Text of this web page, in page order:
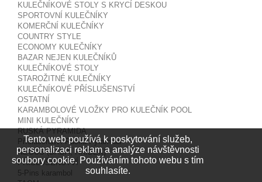
KULEČNÍKOVÉ STOLY S KRYCÍ DESKOU
SPORTOVNÍ KULEČNÍKY
KOMERČNÍ KULEČNÍKY
COUNTRY STYLE
ECONOMY KULEČNÍKY
BAZAR NEJEN KULEČNÍKŮ
KULEČNÍKOVÉ STOLY
STAROŽITNÉ KULEČNÍKY
KULEČNÍKOVÉ PŘÍSLUŠENSTVÍ
OSTATNÍ
KARAMBOLOVÉ VLOŽKY PRO KULEČNÍK POOL
MINI KULEČNÍKY
RUSKÁ PYRAMIDA
Příslušenství Ruská Pyramida
NEGUŠ (BÁBA, HŘÍBEK)
PŘÍSLUŠENSTVÍ
5-Pins karambol
Tento web používá k poskytování služeb,
personalizaci reklam a analýze návštěvnosti
soubory cookie. Používáním tohoto webu s tím
souhlasíte.